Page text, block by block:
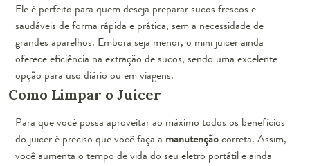
Ele é perfeito para quem deseja preparar sucos frescos e
saudáveis de forma rápida e prática, sem a necessidade de
grandes aparelhos. Embora seja menor, o mini juicer ainda
oferece eficiência na extração de sucos, sendo uma excelente
opção para uso diário ou em viagens.
Como Limpar o Juicer
Para que você possa aproveitar ao máximo todos os benefícios
do juicer é preciso que você faça a manutençãocorreta. Assim,
você aumenta o tempo de vida do seu eletro portátil e ainda